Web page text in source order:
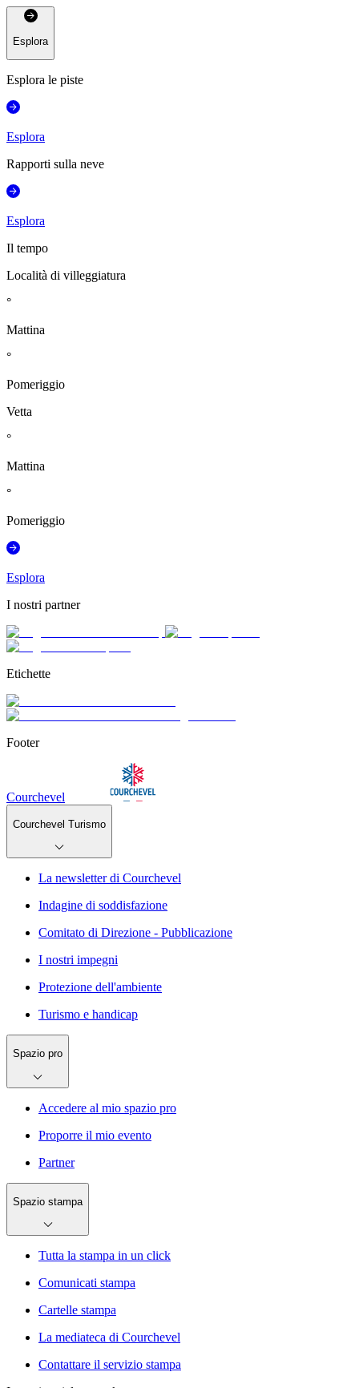
Esplora
Esplora le piste
Esplora
Rapporti sulla neve
Esplora
Il tempo
Località di villeggiatura
°
Mattina
°
Pomeriggio
Vetta
°
Mattina
°
Pomeriggio
Esplora
I nostri partner
Etichette
Footer
Courchevel
Courchevel Turismo
La newsletter di Courchevel
Indagine di soddisfazione
Comitato di Direzione - Pubblicazione
I nostri impegni
Protezione dell'ambiente
Turismo e handicap
Spazio pro
Accedere al mio spazio pro
Proporre il mio evento
Partner
Spazio stampa
Tutta la stampa in un click
Comunicati stampa
Cartelle stampa
La mediateca di Courchevel
Contattare il servizio stampa